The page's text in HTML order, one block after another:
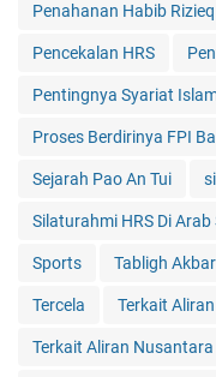
Penahanan Habib
Pencekalan HRS
Pentingnya Syariat
Proses Berdirinya FPI
Sejarah Pao An Tui
Silaturahmi HRS Di Arab
Sports Tabligh Akbar
Tercela Terkait
Terkait Aliran